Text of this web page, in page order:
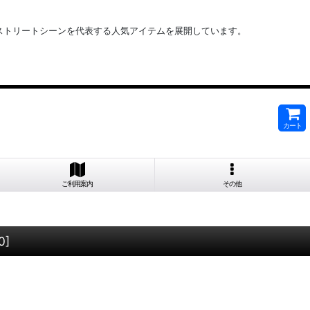
リートシーンを代表する人気アイテムを展開しています。
カート
ご利用案内 その他
]